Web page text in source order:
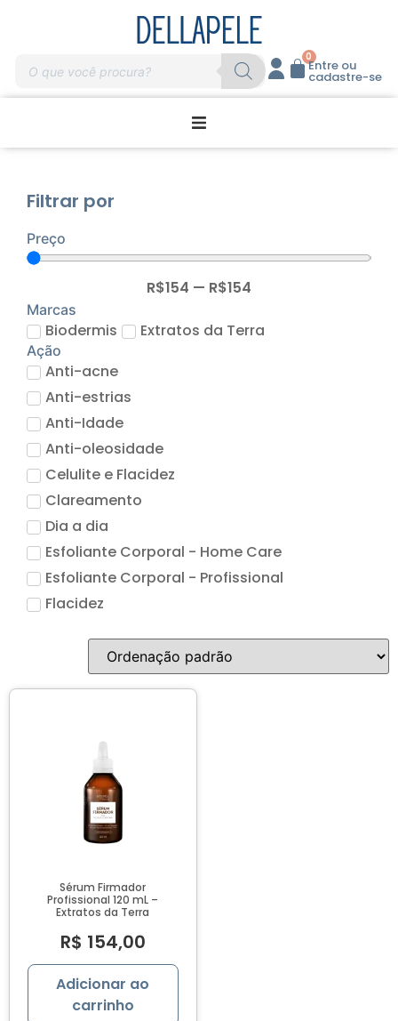
0
Entre ou
cadastre-se
Home Care
Massagem
Profissionais
Marcas
Acessórios
Produtos Descartáveis
Lançamentos
Filtrar por
Preço
R$154 — R$154
Marcas
Biodermis Extratos da Terra
Ação
Anti-acne
Anti-estrias
Anti-Idade
Anti-oleosidade
Celulite e Flacidez
Clareamento
Dia a dia
Esfoliante Corporal - Home Care
Esfoliante Corporal - Profissional
Flacidez
Higienização e Esfoliação
Limpeza de Pele
Pro Vegetal
proteção solar
Sérum Firmador
Profissional 120 mL –
Extratos da Terra
R$ 154,00
Adicionar ao
carrinho